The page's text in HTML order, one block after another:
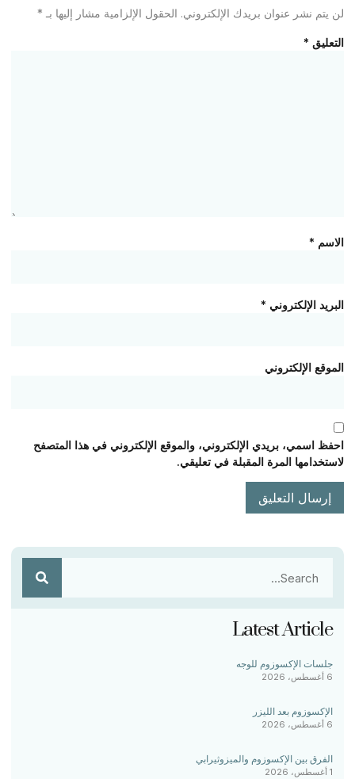
لن يتم نشر عنوان بريدك الإلكتروني. الحقول الإلزامية مشار إليها بـ *
التعليق *
الاسم *
البريد الإلكتروني *
الموقع الإلكتروني
احفظ اسمي، بريدي الإلكتروني، والموقع الإلكتروني في هذا المتصفح
لاستخدامها المرة المقبلة في تعليقي.
Latest Article
جلسات الإكسوزوم للوجه
6 أغسطس، 2026
الإكسوزوم بعد الليزر
6 أغسطس، 2026
الفرق بين الإكسوزوم والميزوثيرابي
1 أغسطس، 2026